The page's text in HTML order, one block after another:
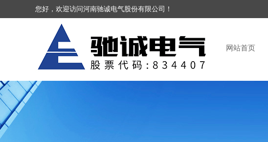
您好，欢迎访问河南驰诚电气股份有限公司！
网站首页